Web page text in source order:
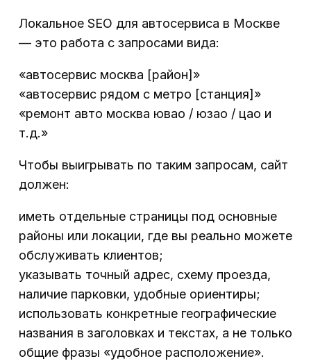
Локальное SEO для автосервиса в Москве
— это работа с запросами вида:
«автосервис москва [район]»
«автосервис рядом с метро [станция]»
«ремонт авто москва ювао / юзао / цао и
т.д.»
Чтобы выигрывать по таким запросам, сайт
должен:
иметь отдельные страницы под основные
районы или локации, где вы реально можете
обслуживать клиентов;
указывать точный адрес, схему проезда,
наличие парковки, удобные ориентиры;
использовать конкретные географические
названия в заголовках и текстах, а не только
общие фразы «удобное расположение».